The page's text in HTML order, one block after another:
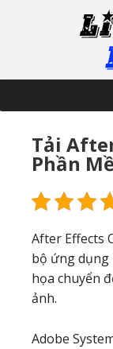
Tải
Phần
After Effects
bộ ứng dụng
họa chuyển
ảnh.
Adobe